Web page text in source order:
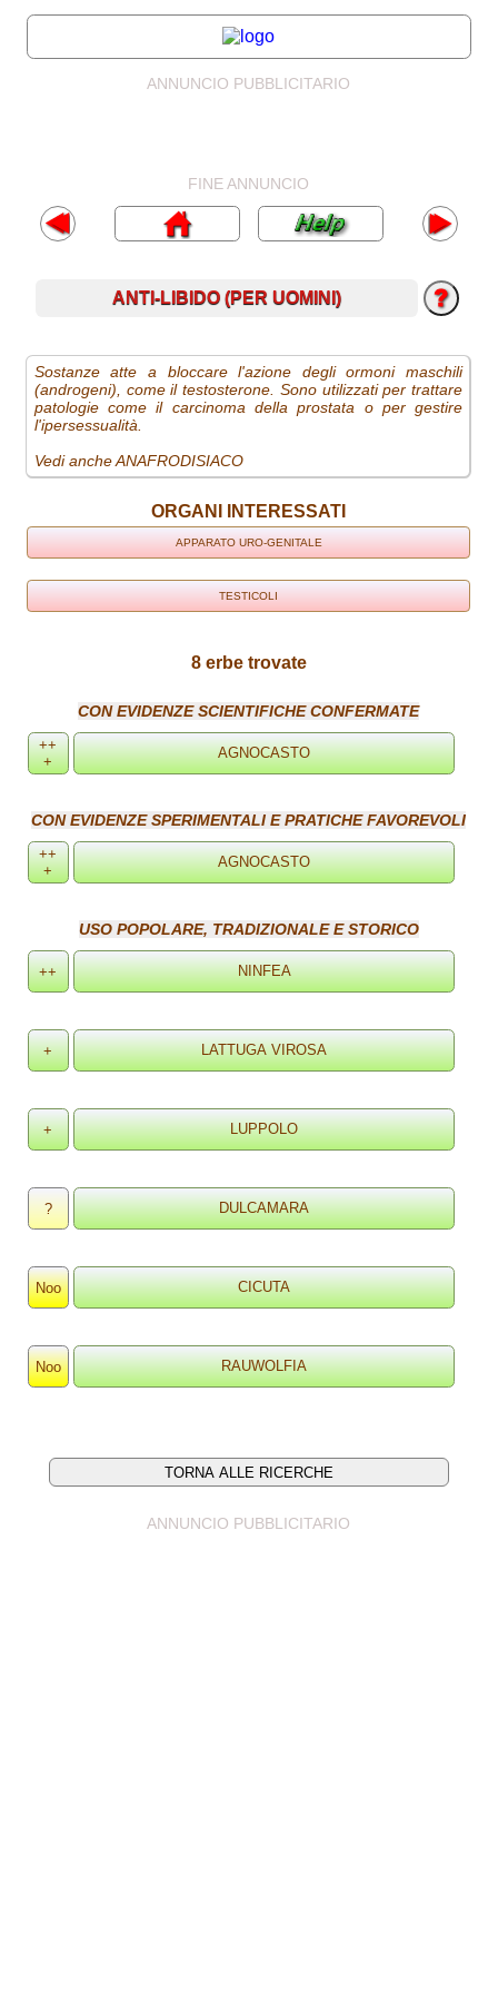
ANNUNCIO PUBBLICITARIO
FINE ANNUNCIO
ANTI-LIBIDO (PER UOMINI)
Sostanze atte a bloccare l'azione degli ormoni maschili
(androgeni), come il testosterone. Sono utilizzati per trattare
patologie come il carcinoma della prostata o per gestire
l'ipersessualità.
Vedi anche ANAFRODISIACO
ORGANI INTERESSATI
APPARATO URO-GENITALE
TESTICOLI
8 erbe trovate
CON EVIDENZE SCIENTIFICHE CONFERMATE
++
+
CON EVIDENZE SPERIMENTALI E PRATICHE FAVOREVOLI
++
+
USO POPOLARE, TRADIZIONALE E STORICO
++
+
+
?
Noo
Noo
ANNUNCIO PUBBLICITARIO